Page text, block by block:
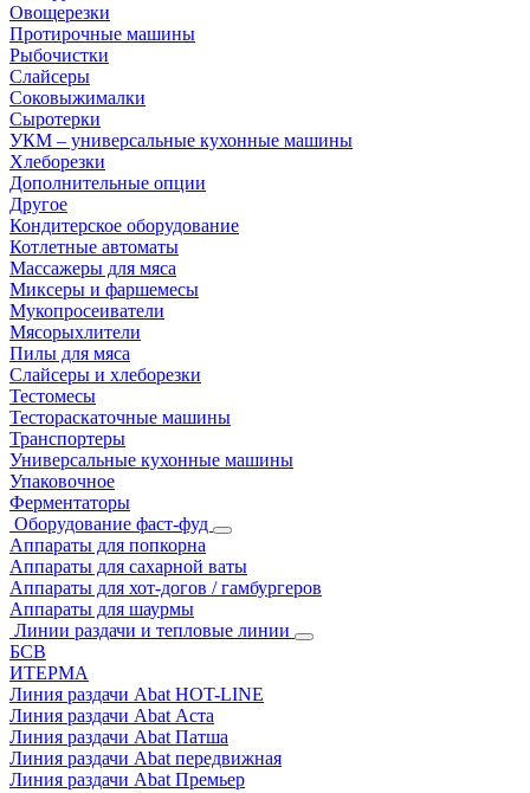
Овощерезки
Протирочные машины
Рыбочистки
Слайсеры
Соковыжималки
Сыротерки
УКМ – универсальные кухонные машины
Хлеборезки
Дополнительные опции
Другое
Кондитерское оборудование
Котлетные автоматы
Массажеры для мяса
Миксеры и фаршемесы
Мукопросеиватели
Мясорыхлители
Пилы для мяса
Слайсеры и хлеборезки
Тестомесы
Тестораскаточные машины
Транспортеры
Универсальные кухонные машины
Упаковочное
Ферментаторы
Оборудование фаст-фуд
Аппараты для попкорна
Аппараты для сахарной ваты
Аппараты для хот-догов / гамбургеров
Аппараты для шаурмы
Линии раздачи и тепловые линии
БСВ
ИТЕРМА
Линия раздачи Abat HOT-LINE
Линия раздачи Abat Аста
Линия раздачи Abat Патша
Линия раздачи Abat передвижная
Линия раздачи Abat Премьер